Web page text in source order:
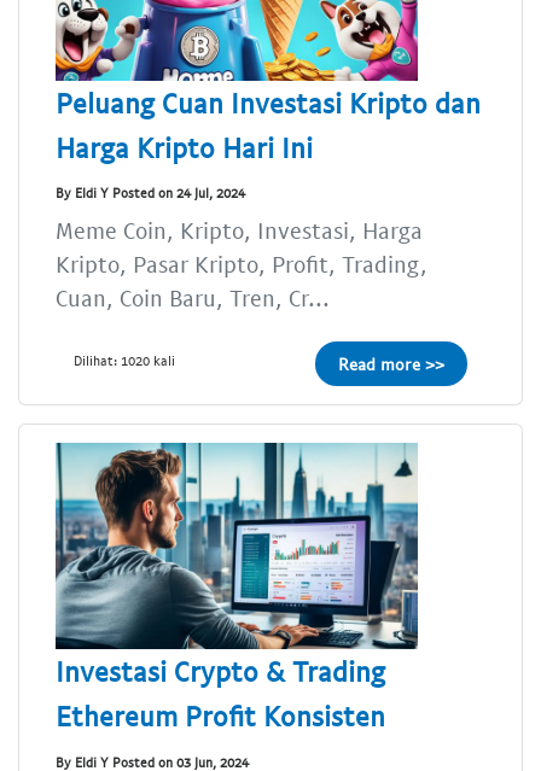
Peluang Cuan Investasi Kripto dan
Harga Kripto Hari Ini
By Eldi Y Posted on 24 Jul, 2024
Meme Coin, Kripto, Investasi, Harga
Kripto, Pasar Kripto, Profit, Trading,
Cuan, Coin Baru, Tren, Cr...
Dilihat: 1020 kali Read more >>
Investasi Crypto & Trading
Ethereum Profit Konsisten
By Eldi Y Posted on 03 Jun, 2024